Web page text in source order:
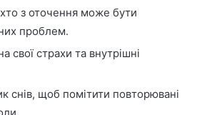
з оточення може бути
проблем.
свої страхи та внутрішні
снів, щоб помітити повторювані